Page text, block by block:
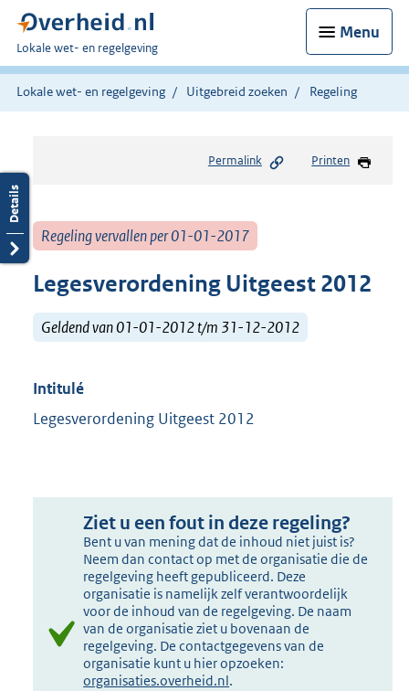
Menu
U
bent
hier:
Lokale wet- en regelgeving
Lokale wet- en regelgeving Uitgebreid zoeken Regeling
Permalink Printen
Regeling vervallen per 01-01-2017
Legesverordening Uitgeest 2012
Geldend van 01-01-2012 t/m 31-12-2012
Intitulé
Legesverordening Uitgeest 2012
Ziet u een fout in deze regeling?
Bent u van mening dat de inhoud niet juist is?
Neem dan contact op met de organisatie die de
regelgeving heeft gepubliceerd. Deze
organisatie is namelijk zelf verantwoordelijk
voor de inhoud van de regelgeving. De naam
van de organisatie ziet u bovenaan de
regelgeving. De contactgegevens van de
organisatie kunt u hier opzoeken:
organisaties.overheid.nl.